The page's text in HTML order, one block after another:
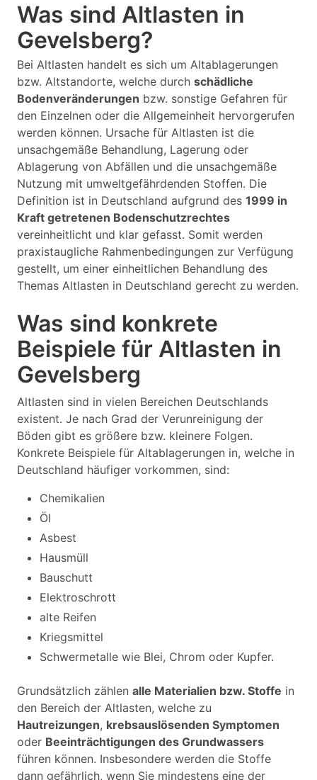
Was sind Altlasten in
Gevelsberg?
Bei Altlasten handelt es sich um Altablagerungen
bzw. Altstandorte, welche durch schädliche
Bodenveränderungen bzw. sonstige Gefahren für
den Einzelnen oder die Allgemeinheit hervorgerufen
werden können. Ursache für Altlasten ist die
unsachgemäße Behandlung, Lagerung oder
Ablagerung von Abfällen und die unsachgemäße
Nutzung mit umweltgefährdenden Stoffen. Die
Definition ist in Deutschland aufgrund des 1999 in
Kraft getretenen Bodenschutzrechtes
vereinheitlicht und klar gefasst. Somit werden
praxistaugliche Rahmenbedingungen zur Verfügung
gestellt, um einer einheitlichen Behandlung des
Themas Altlasten in Deutschland gerecht zu werden.
Was sind konkrete
Beispiele für Altlasten in
Gevelsberg
Altlasten sind in vielen Bereichen Deutschlands
existent. Je nach Grad der Verunreinigung der
Böden gibt es größere bzw. kleinere Folgen.
Konkrete Beispiele für Altablagerungen in, welche in
Deutschland häufiger vorkommen, sind:
Chemikalien
Öl
Asbest
Hausmüll
Bauschutt
Elektroschrott
alte Reifen
Kriegsmittel
Schwermetalle wie Blei, Chrom oder Kupfer.
Grundsätzlich zählen alle Materialien bzw. Stoffe in
den Bereich der Altlasten, welche zu
Hautreizungen, krebsauslösenden Symptomen
oder Beeinträchtigungen des Grundwassers
führen können. Insbesondere werden die Stoffe
dann gefährlich, wenn Sie mindestens eine der